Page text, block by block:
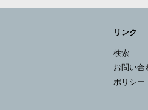
リンク
検索
お問い合
ポリシー